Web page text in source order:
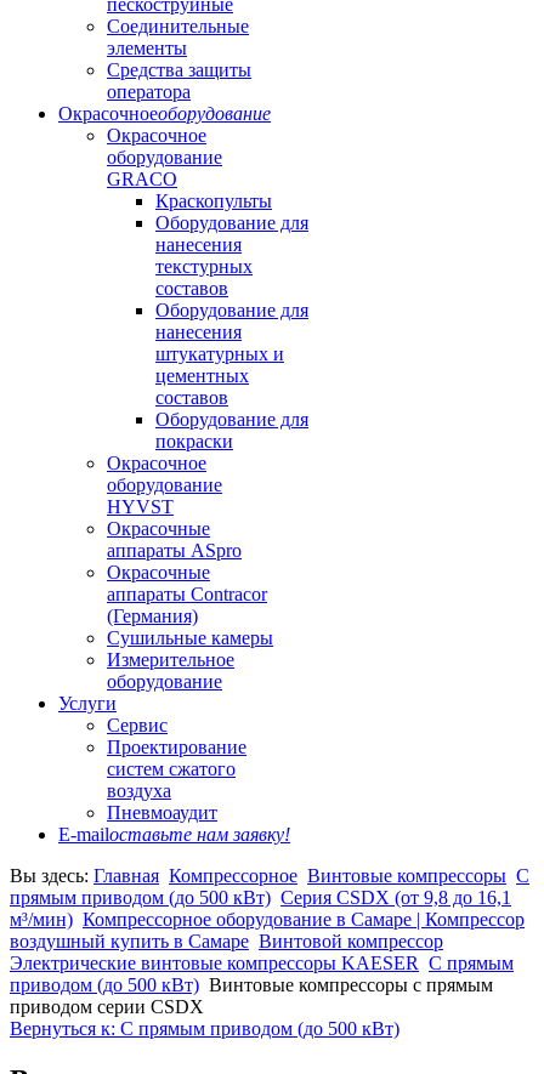
пескоструйные
Соединительные
элементы
Средства защиты
оператора
Окрасочноеоборудование
Окрасочное
оборудование
GRACO
Краскопульты
Оборудование для
нанесения
текстурных
составов
Оборудование для
нанесения
штукатурных и
цементных
составов
Оборудование для
покраски
Окрасочное
оборудование
HYVST
Окрасочные
аппараты ASpro
Окрасочные
аппараты Contracor
(Германия)
Сушильные камеры
Измерительное
оборудование
Услуги
Сервис
Проектирование
систем сжатого
воздуха
Пневмоаудит
E-mailоставьте нам заявку!
Вы здесь: Главная Компрессорное Винтовые компрессоры С
прямым приводом (до 500 кВт) Серия СSDХ (от 9,8 до 16,1
м³/мин) Компрессорное оборудование в Самаре | Компрессор
воздушный купить в Самаре Винтовой компрессор
Электрические винтовые компрессоры KAESER С прямым
приводом (до 500 кВт) Винтовые компрессоры с прямым
приводом серии СSDХ
Вернуться к: С прямым приводом (до 500 кВт)